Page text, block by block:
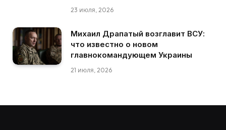
23 июля, 2026
Михаил Драпатый возглавит ВСУ:
что известно о новом
главнокомандующем Украины
21 июля, 2026